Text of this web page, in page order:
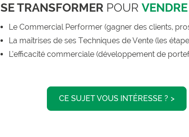
SE TRANSFORMER POUR
Le Commercial Performer (gagner des clients,
La maîtrises de ses Techniques de Vente (les
L’efficacité commerciale (développement de
CE SUJET VOUS INTÉRESSE ?